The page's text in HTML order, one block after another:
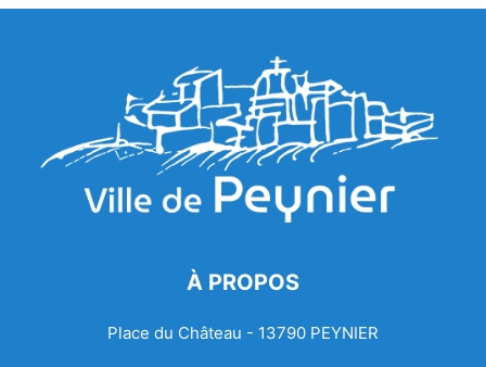
À PROPOS
Place du Château - 13790 PEYNIER